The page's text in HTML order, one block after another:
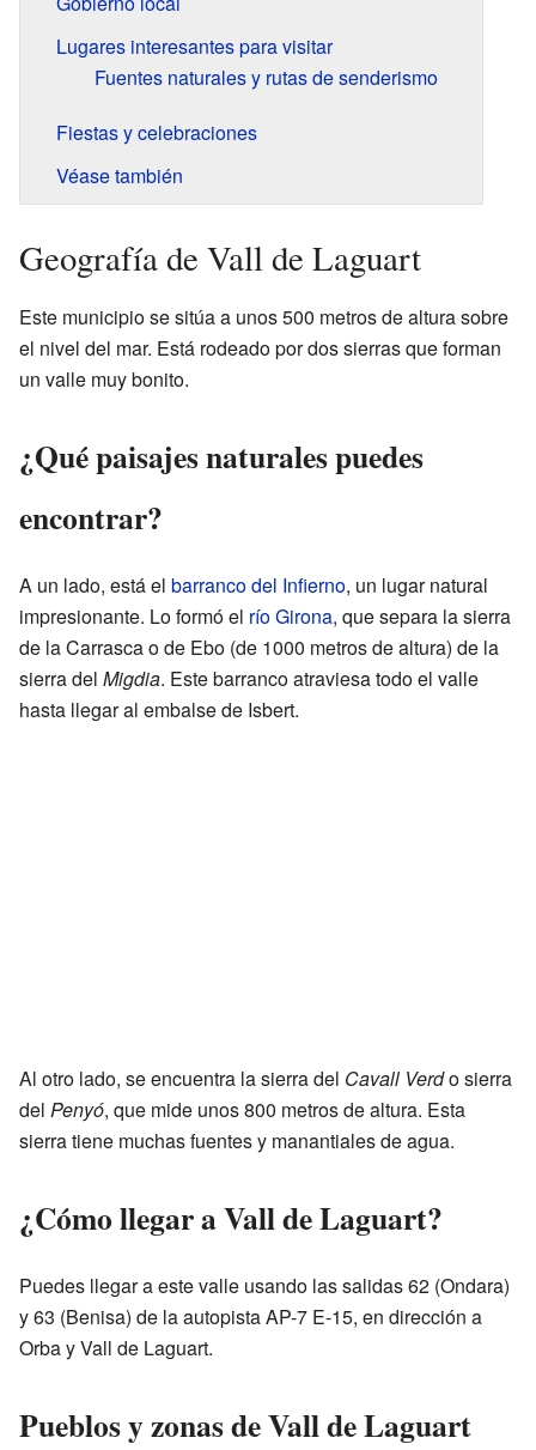
Lugares interesantes para visitar
Fuentes naturales y rutas de senderismo
Fiestas y celebraciones
Véase también
Geografía de Vall de Laguart
Este municipio se sitúa a unos 500 metros de altura sobre
el nivel del mar. Está rodeado por dos sierras que forman
un valle muy bonito.
¿Qué paisajes naturales puedes
encontrar?
A un lado, está el barranco del Infierno, un lugar natural
impresionante. Lo formó el río Girona, que separa la sierra
de la Carrasca o de Ebo (de 1000 metros de altura) de la
sierra del Migdia. Este barranco atraviesa todo el valle
hasta llegar al embalse de Isbert.
Al otro lado, se encuentra la sierra del Cavall Verdo sierra
del Penyó, que mide unos 800 metros de altura. Esta
sierra tiene muchas fuentes y manantiales de agua.
¿Cómo llegar a Vall de Laguart?
Puedes llegar a este valle usando las salidas 62 (Ondara)
y 63 (Benisa) de la autopista AP-7 E-15, en dirección a
Orba y Vall de Laguart.
Pueblos y zonas de Vall de Laguart